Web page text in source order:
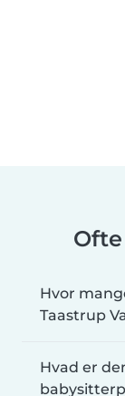
Hvor
Taastrup
Hvad er